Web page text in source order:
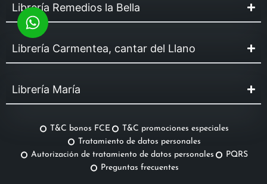
Librería Remedios la Bella
Librería Carmentea, cantar del Llano
Librería María
T&C bonos FCE
T&C promociones especiales
Tratamiento de datos personales
Autorización de tratamiento de datos personales
PQRS
Preguntas frecuentes